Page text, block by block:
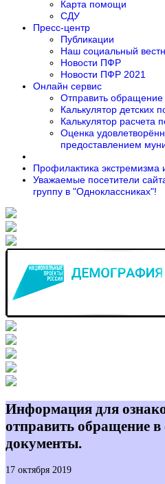
Карта помощи
СДУ
Пресс-центр
Публикации
Наш социальный
Новости ПФР
Новости ПФР 2021
Онлайн сервис
Отправить обращение
Калькулятор детских
Калькулятор расчета
Оценка
предоставлением
Профилактика экстремизма
Уважаемые посетители
группу в "Одноклассниках"!
Информация для
отправить обращение
документы.
17 октября 2019